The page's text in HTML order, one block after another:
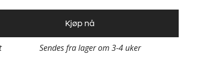
Kjøp nå
Sendes fra lager om 3-4 uker